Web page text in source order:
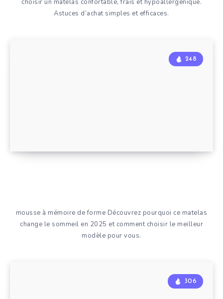
choisir un matelas confortable, frais et hypoallergénique.
Astuces d’achat simples et efficaces.
248
mousse à mémoire de forme Découvrez pourquoi ce matelas
change le sommeil en 2025 et comment choisir le meilleur
modèle pour vous.
306